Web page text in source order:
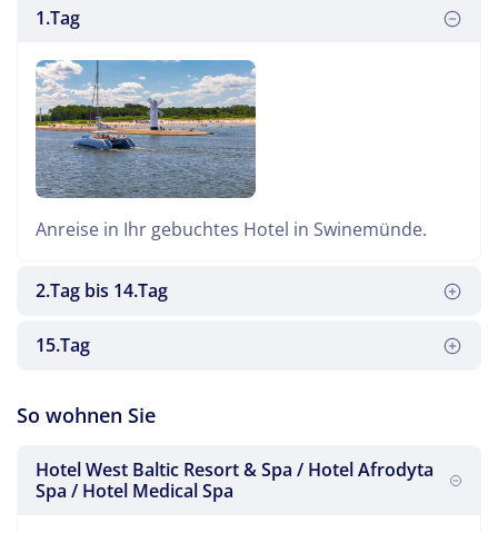
1.Tag
Anreise in Ihr gebuchtes Hotel in Swinemünde.
2.Tag bis 14.Tag
An diesen Tagen geniessen Sie Ihre
15.Tag
vorbei. Gegen Abend erreichen Sie die Heimat.
So wohnen Sie
Hotel West Baltic Resort & Spa / Hotel Afrodyta
Spa / Hotel Medical Spa